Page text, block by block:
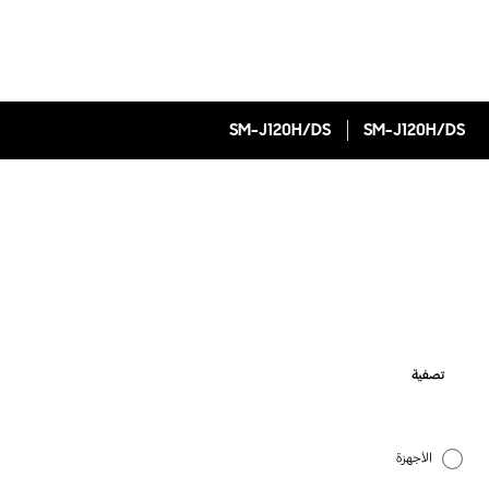
SM-J120H/DS
SM-J120H/DS
تصفية
الأجهزة